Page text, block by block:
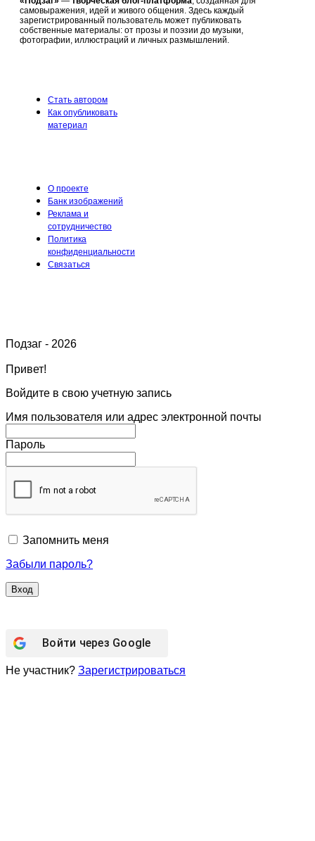
самовыражения, идей и живого общения. Здесь каждый
зарегистрированный пользователь может публиковать
собственные материалы: от прозы и поэзии до музыки,
фотографии, иллюстраций и личных размышлений.
Стать автором
Как опубликовать
материал
О проекте
Банк изображений
Реклама и
сотрудничество
Политика
конфиденциальности
Связаться
Подзаг - 2026
Привет!
Войдите в свою учетную запись
Имя пользователя или адрес электронной почты
Пароль
Запомнить меня
Забыли пароль?
Войти через Google
Не участник? Зарегистрироваться